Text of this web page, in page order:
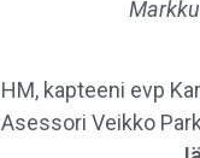
HM, kapteeni evp
Asessori Veikko